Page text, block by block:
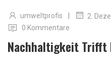
umweltprofis | 2.
0 Kommentare
Nachhaltigkeit Trifft